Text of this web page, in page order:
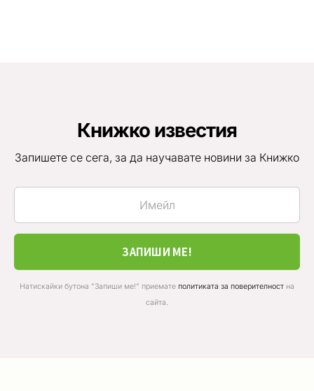
Книжко известия
Запишете се сега, за да научавате новини за Книжко
ЗАПИШИ МЕ!
Натискайки бутона "Запиши ме!" приемате политиката за поверителност на
сайта.